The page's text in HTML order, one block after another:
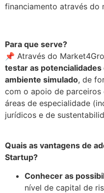
financiamento através do
Para que serve?
📌 Através do
testar as
ambiente simulado, de
com o apoio de parceiros
áreas de especialidade
jurídicos e de
Quais as vantagens de
Startup?
Conhecer as
nível de capital de